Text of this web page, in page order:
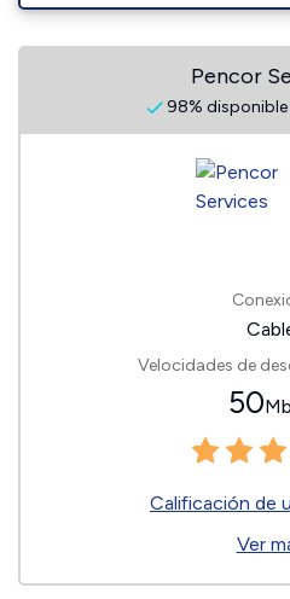
Pencor
98% disponible
Velocidades de
50
Calificación de
Ver